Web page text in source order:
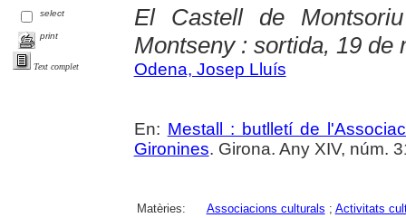
select
print
Text complet
El Castell de
Montseny : sortida, 19 de
Odena, Josep Lluís
En: Mestall : butlletí de
Gironines. Girona. Any XIV, núm.
Matèries: Associacions culturals ; Activitats